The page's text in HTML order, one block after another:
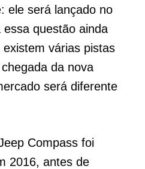
ele será lançado no
essa questão ainda
várias pistas
da nova
será diferente
Compass foi
2016, antes de